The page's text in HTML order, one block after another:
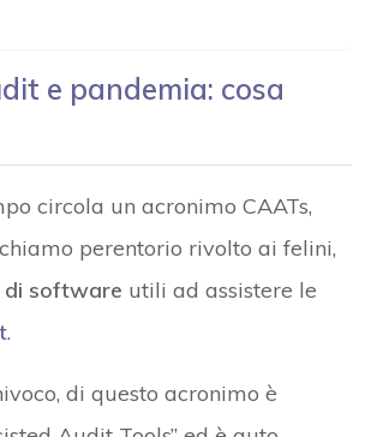
e pandemia: cosa
circola un acronimo CAATs,
perentorio rivolto ai felini,
di software utili ad assistere le
.
di questo acronimo è